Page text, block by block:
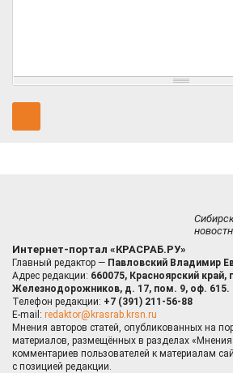
Интернет-портал «КРАСРАБ.РУ»
Главный редактор — Павловский Владимир
Адрес редакции: 660075, Красноярский край,
Железнодорожников, д. 17, пом. 9, оф. 615.
Телефон редакции: +7 (391) 211-56-88
E-mail: redaktor@krasrab.krsn.ru
Мнения авторов статей, опубликованных на
материалов, размещённых в разделах
комментариев пользователей к материалам
с позицией редакции.